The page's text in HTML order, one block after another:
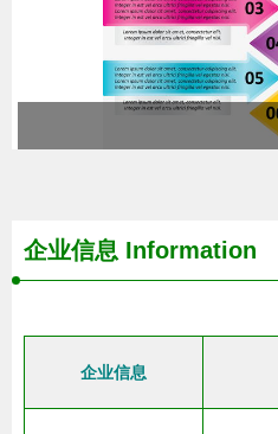
企业信息 Information
企业信息